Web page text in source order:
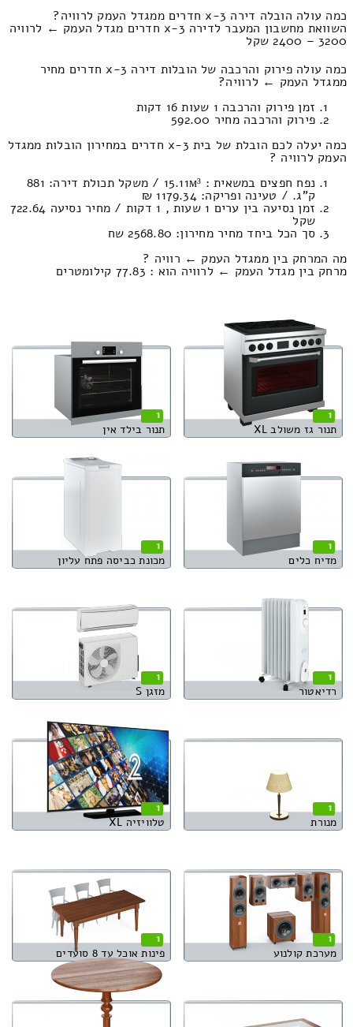
כמה עולה הובלה דירה 3-x חדרים ממגדל העמק לרוויה?
השוואת מחשבון המעבר לדירה 3-x חדרים מגדל העמק ← לרוויה
3200 – 2400 שקל
כמה עולה פירוק והרכבה של הובלות דירה 3-x חדרים מחיר
ממגדל העמק ← לרוויה?
זמן פירוק והרכבה 1 שעות 16 דקות
פירוק והרכבה מחיר 592.00
כמה יעלה לכם הובלת של בית 3-x חדרים במחירון הובלות ממגדל
העמק לרוויה ?
נפח חפצים במשאית : 15.11м³ / משקל תכולת דירה: 881
ק”ג. / טעינה ופריקה: 1179.34 ₪
זמן נסיעה בין ערים 1 שעות , 1 דקות / מחיר נסיעה 722.64
שקל
סך הכל ביחד מחיר מחירון: 2568.80 שח
מה המרחק בין ממגדל העמק ← רוויה ?
מרחק בין מגדל העמק ← לרוויה הוא : 77.83 קילומטרים
1
תנור גז משולב XL
1
תנור בילד אין
1
מדיח כלים
1
מכונת כביסה פתח עליון
1
רדיאטור
1
מזגן S
1
מנורת
1
טלוויזיה XL
1
מערכת קולנוע
1
פינות אוכל עד 8 סועדים